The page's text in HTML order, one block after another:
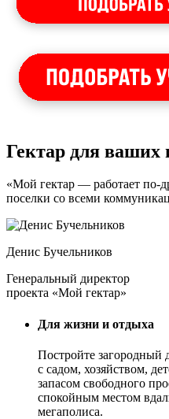
Гектар для ваших
«Мой гектар — работает по-
поселки со всеми
Денис Бучельников
Генеральный директор
проекта «Мой гектар»
Для жизни и отдыха
Постройте загородный
с садом, хозяйством,
запасом свободного
спокойным местом
мегаполиса.